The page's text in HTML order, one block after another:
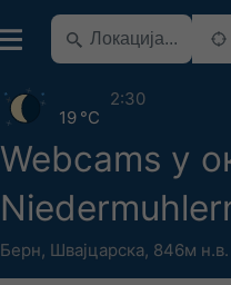
Webcams у
Берн, Швајцарска, 846м н.в.
19 °C
2:30